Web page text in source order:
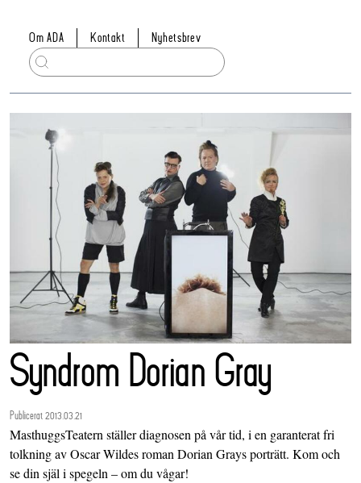
Om ADA Kontakt Nyhetsbrev
Syndrom Dorian Gray
Publicerat 2013.03.21
MasthuggsTeatern ställer diagnosen på vår tid, i en garanterat fri
tolkning av Oscar Wildes roman Dorian Grays porträtt. Kom och
se din själ i spegeln – om du vågar!